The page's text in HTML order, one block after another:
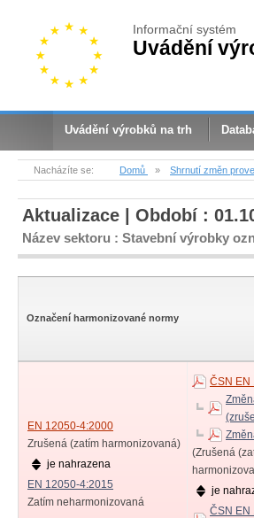
Informační systém
Uvádění
Uvádění výrobků na trh
Nacházíte se: Domů » Shrnutí změn
Aktualizace | Období :
Název sektoru : Stavební výrobky
Označení harmonizované normy
EN 12050-4:2000
Zrušená (zatím harmonizovaná)
je nahrazena
EN 12050-4:2015
Zatím neharmonizovaná
ČSN EN
(Zrušená
je
ČSN EN